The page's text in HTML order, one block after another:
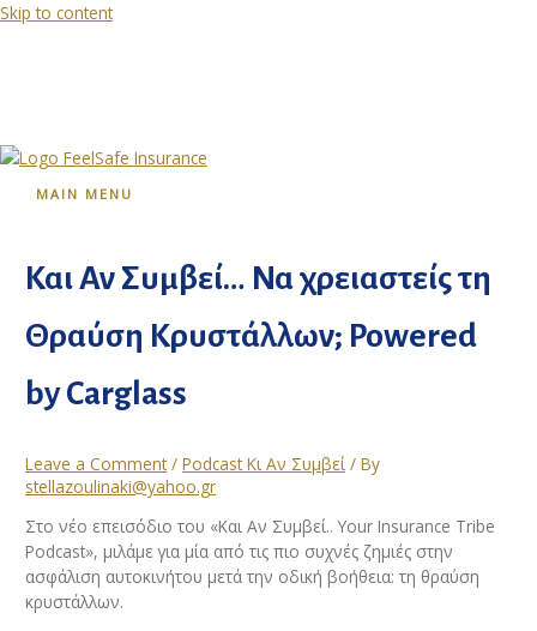
Skip to content
MAIN MENU
Και Αν Συμβεί… Να χρειαστείς τη
Θραύση Κρυστάλλων; Powered
by Carglass
Leave a Comment /Podcast Κι Αν Συμβεί/ By
stellazoulinaki@yahoo.gr
Στο νέο επεισόδιο του «Και Αν Συμβεί.. Your Insurance Tribe
Podcast», μιλάμε για μία από τις πιο συχνές ζημιές στην
ασφάλιση αυτοκινήτου μετά την οδική βοήθεια: τη θραύση
κρυστάλλων.